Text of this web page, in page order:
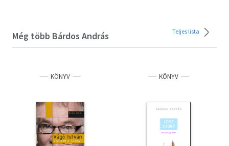
Még több Bárdos András Teljes lista
KÖNYV KÖNYV